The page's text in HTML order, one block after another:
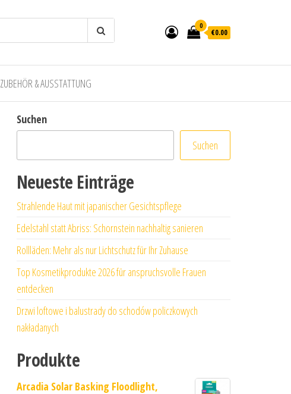
0
€0.00
ZUBEHÖR & AUSSTATTUNG
Suchen
Suchen
Neueste Einträge
Strahlende Haut mit japanischer Gesichtspflege
Edelstahl statt Abriss: Schornstein nachhaltig sanieren
Rollläden: Mehr als nur Lichtschutz für Ihr Zuhause
Top Kosmetikprodukte 2026 für anspruchsvolle Frauen
entdecken
Drzwi loftowe i balustrady do schodów policzkowych
nakładanych
Produkte
Arcadia Solar Basking Floodlight,